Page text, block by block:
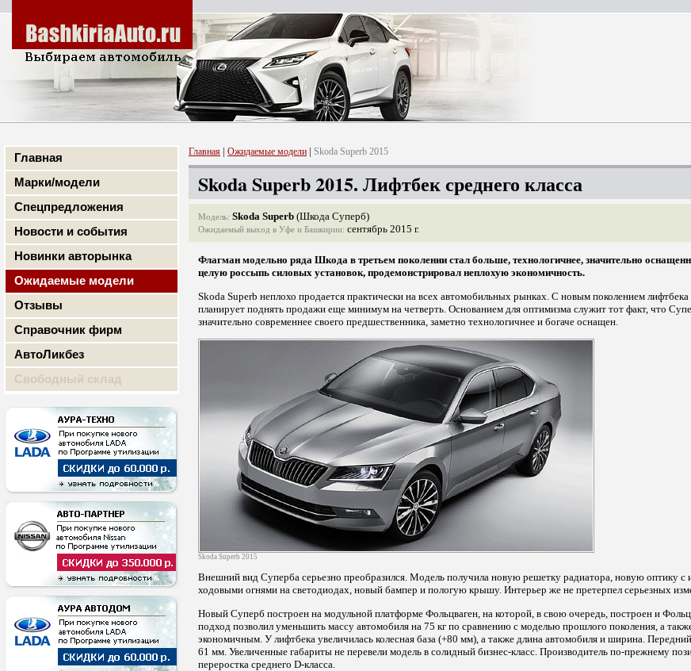
Главная
Марки/модели
Спецпредложения
Новости и события
Новинки авторынка
Ожидаемые модели
Отзывы
Справочник фирм
АвтоЛикбез
Свободный склад
Главная | Ожидаемые модели | Skoda Superb 2015
Skoda Superb 2015. Лифтбек среднего класса
Модель: Skoda Superb (Шкода Суперб)
Ожидаемый выход в Уфе и Башкирии: сентябрь 2015 г.
Флагман модельно ряда Шкода в третьем поколении стал больше, технологичнее, значительно
целую россыпь силовых установок, продемонстрировал неплохую экономичность.
Skoda Superb неплохо продается практически на всех автомобильных рынках. С новым поколением лифтбека
планирует поднять продажи еще минимум на четверть. Основанием для оптимизма служит тот факт, что
значительно современнее своего предшественника, заметно технологичнее и богаче оснащен.
Skoda Superb 2015
Внешний вид Суперба серьезно преобразился. Модель получила новую решетку радиатора, новую оптику с
ходовыми огнями на светодиодах, новый бампер и пологую крышу. Интерьер же не претерпел серьезных
Новый Суперб построен на модульной платформе Фольцваген, на которой, в свою очередь, построен и
подход позволил уменьшить массу автомобиля на 75 кг по сравнению с моделью прошлого поколения, а
экономичным. У лифтбека увеличилась колесная база (+80 мм), а также длина автомобиля и ширина. Передний
61 мм. Увеличенные габариты не перевели модель в солидный бизнес-класс. Производитель по-прежнему
переростка среднего D-класса.